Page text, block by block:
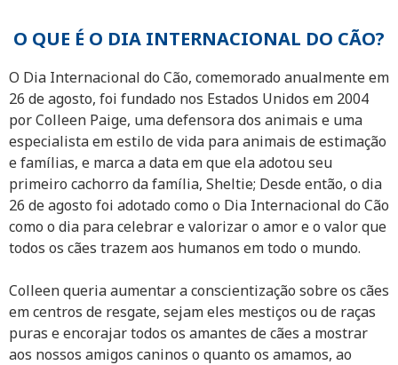
O QUE É O DIA INTERNACIONAL DO CÃO?
O Dia Internacional do Cão, comemorado anualmente em
26 de agosto, foi fundado nos Estados Unidos em 2004
por Colleen Paige, uma defensora dos animais e uma
especialista em estilo de vida para animais de estimação
e famílias, e marca a data em que ela adotou seu
primeiro cachorro da família, Sheltie; Desde então, o dia
26 de agosto foi adotado como o Dia Internacional do Cão
como o dia para celebrar e valorizar o amor e o valor que
todos os cães trazem aos humanos em todo o mundo.
Colleen queria aumentar a conscientização sobre os cães
em centros de resgate, sejam eles mestiços ou de raças
puras e encorajar todos os amantes de cães a mostrar
aos nossos amigos caninos o quanto os amamos, ao